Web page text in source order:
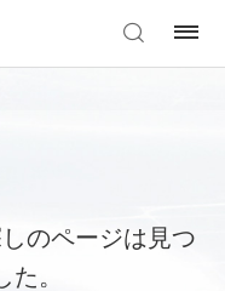
のページは見つ
。